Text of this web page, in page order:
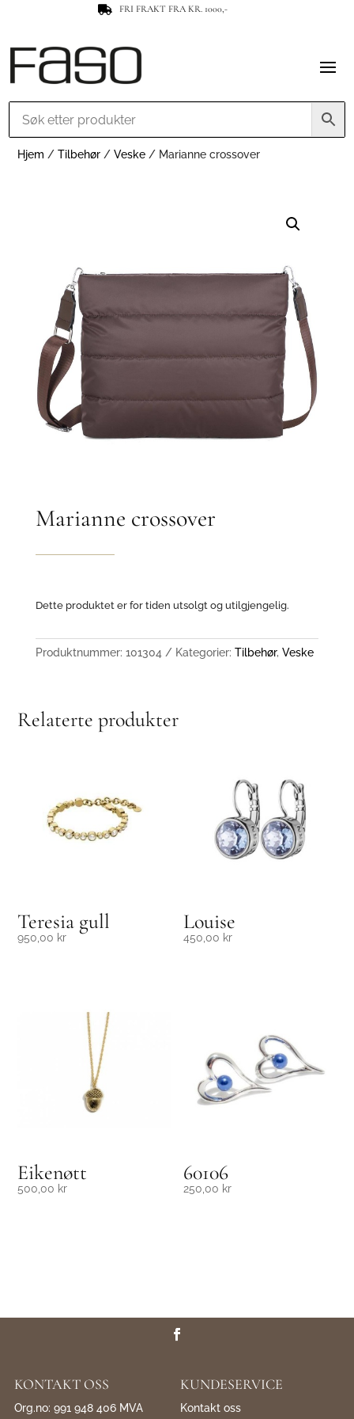
 FRI FRAKT FRA KR. 1000,-
Hjem /Tilbehør /Veske / Marianne crossover
Marianne crossover
Dette produktet er for tiden utsolgt og utilgjengelig.
Produktnummer: 101304 Kategorier: Tilbehør, Veske
Relaterte produkter
Teresia gull
950,00 kr
Louise
450,00 kr
Eikenøtt
500,00 kr
60106
250,00 kr
KONTAKT OSS
Org.no: 991 948 406 MVA
KUNDESERVICE
Kontakt oss